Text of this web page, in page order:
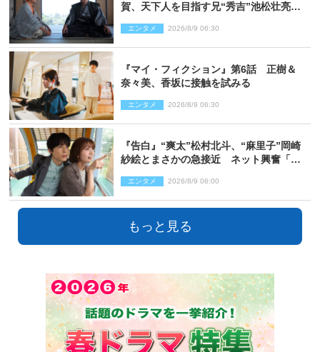
賀、天下人を目指す兄“秀吉”池松壮亮
エンタメ 2026/8/9 06:30
『マイ・フィクション』第6話 正樹＆
奈々美、香坂に接触を試みる
エンタメ 2026/8/9 06:30
『告白』“爽太”松村北斗、“麻里子”岡崎
紗絵とまさかの急接近 ネット興奮「そ
り）
エンタメ 2026/8/9 06:00
もっと見る